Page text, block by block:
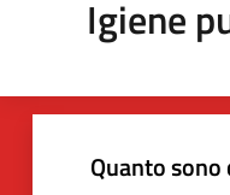
Igiene
Quanto